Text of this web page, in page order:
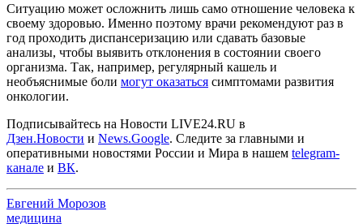
Ситуацию может осложнить лишь само отношение человека к
своему здоровью. Именно поэтому врачи рекомендуют раз в
год проходить диспансеризацию или сдавать базовые
анализы, чтобы выявить отклонения в состоянии своего
организма. Так, например, регулярный кашель и
необъяснимые боли могут оказаться симптомами развития
онкологии.
Подписывайтесь на Новости LIVE24.RU в
Дзен.Новости и News.Google. Следите за главными и
оперативными новостями России и Мира в нашем telegram-
канале и ВК.
Евгений Морозов
медицина